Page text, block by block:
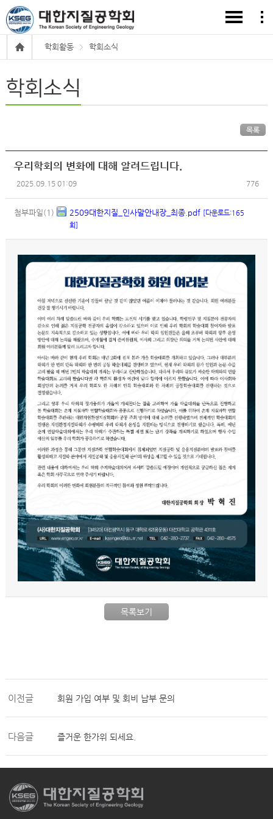
학회활동 학회소식
학회소식
목록
우리학회의 변화에 대해 알려드립니다.
2025.09.15 01:09 776
첨부파일(1) 2509대한지질_인사말안내장_최종.pdf [다운로드:165
회]
목록보기
이전글 회원 가입 여부 및 회비 납부 문의
다음글 즐거운 한가위 되세요.